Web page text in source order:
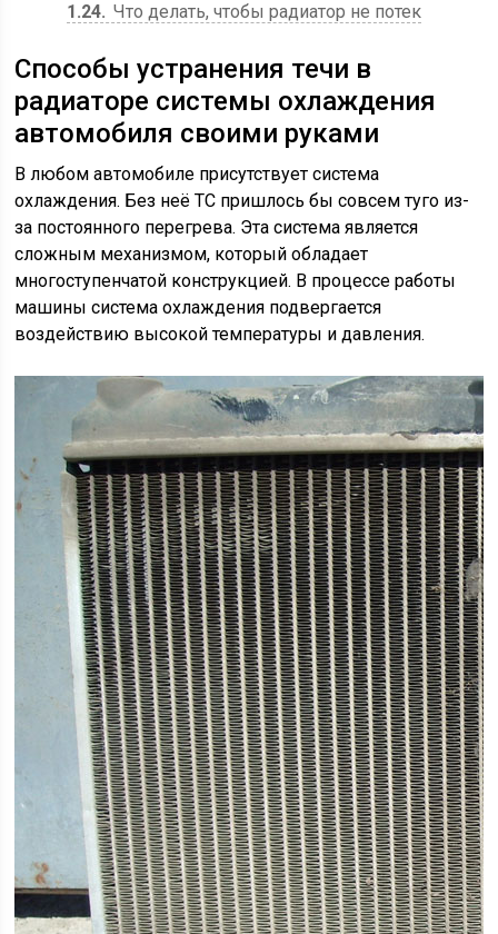
1.24 Что делать, чтобы радиатор не потек
Способы устранения течи в
радиаторе системы охлаждения
автомобиля своими руками
В любом автомобиле присутствует система
охлаждения. Без неё ТС пришлось бы совсем туго из-
за постоянного перегрева. Эта система является
сложным механизмом, который обладает
многоступенчатой конструкцией. В процессе работы
машины система охлаждения подвергается
воздействию высокой температуры и давления.